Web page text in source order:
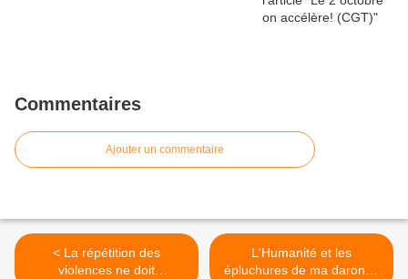
Commentaires
Ajouter un commentaire
< La répétition des
violences ne doit
L'Humanité et les
épluchures de ma daronne